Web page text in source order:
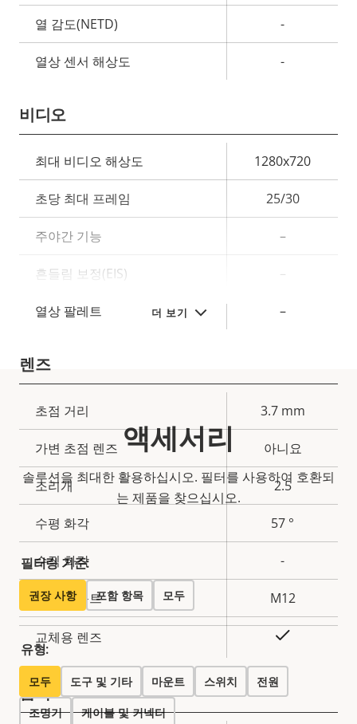
더 보기
열 감도(NETD) -
열상 센서 해상도 -
비디오
속
성
설
명
속
성
값
최대 비디오 해상도 1280x720
초당 최대 프레임 25/30
주야간 기능 –
흔들림 보정(EIS) –
열상 팔레트 –
렌즈
속
성
설
명
속
성
값
초점 거리 3.7 mm
가변 초점 렌즈 아니요
조리개 2.5
수평 화각 57 °
수직 화각 -
렌즈 마운트 M12
교체용 렌즈
압축
액세서리
솔루션을 최대한 활용하십시오. 필터를 사용하여 호환되
는 제품을 찾으십시오.
필터링 기준:
권장 사항 포함 항목 모두
유형:
모두 도구 및 기타 마운트 스위치 전원
조명기 케이블 및 커넥터